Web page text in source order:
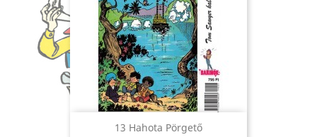
13 Hahota Pörgető